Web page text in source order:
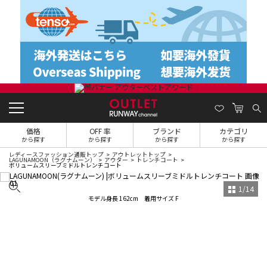
価格
から探す
OFF 率
から探す
ブランド
から探す
カテゴリ
から探す
レディースファッション通販トップ アウトレットトップ
LAGUNAMOON（ラグナムーン） アウター トレンチコート
ボリュームスリーブミドルトレンチコート
モデル身長 162cm 着用サイズ F
1 /14